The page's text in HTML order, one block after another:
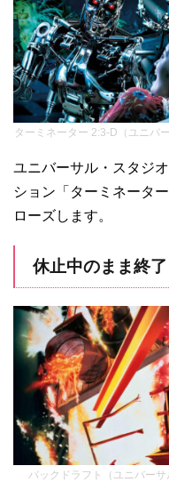
ターミネーター 2:3-D（ユニバ
ユニバーサル・スタジ
ション「ターミネータ
ローズします。
休止中のまま終了
バックドラフト（ユニバーサ